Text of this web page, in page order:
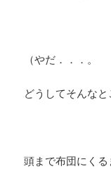
（やだ．．．。
どうしてそんな
頭まで布団にく